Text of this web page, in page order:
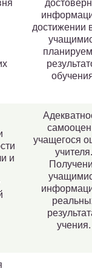
достижении
и
учащегося
учителя.
учения.